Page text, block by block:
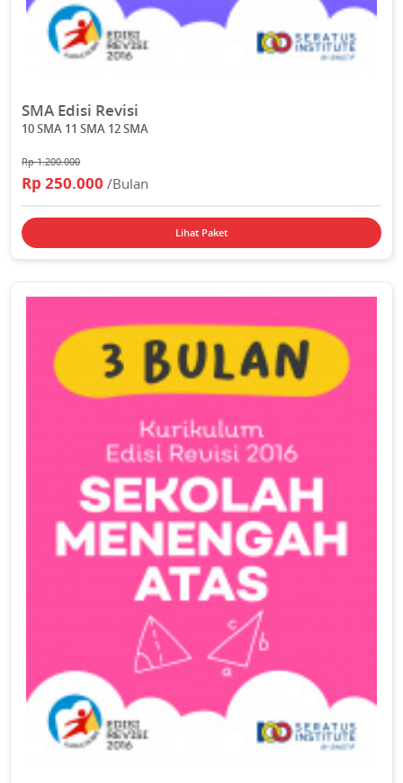
SMA Edisi Revisi
10 SMA 11 SMA 12 SMA
Rp 1.200.000
Rp 250.000/Bulan
Lihat Paket